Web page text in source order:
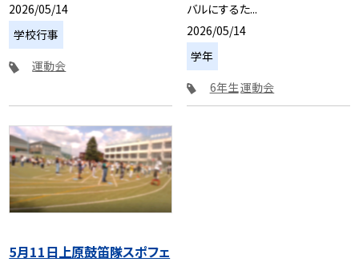
2026/05/14
学校行事
運動会
バルにするた...
2026/05/14
学年
6年生運動会
5月11日上原鼓笛隊スポフェ